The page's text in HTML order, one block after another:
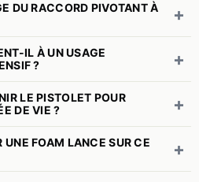
DU RACCORD PIVOTANT À
+
IL À UN USAGE
?
+
LE PISTOLET POUR
DE VIE ?
+
FOAM LANCE SUR CE
+